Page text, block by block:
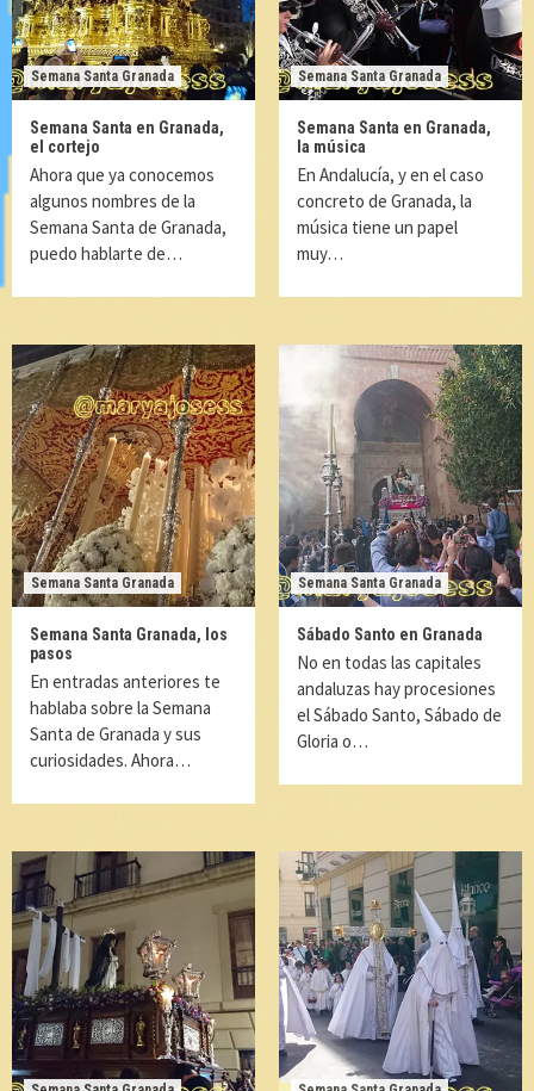
Semana Santa Granada
Semana Santa en Granada,
el cortejo
Ahora que ya conocemos
algunos nombres de la
Semana Santa de Granada,
puedo hablarte de…
Semana Santa Granada
Semana Santa en Granada,
la música
En Andalucía, y en el caso
concreto de Granada, la
música tiene un papel
muy…
Semana Santa Granada
Semana Santa Granada, los
pasos
En entradas anteriores te
hablaba sobre la Semana
Santa de Granada y sus
curiosidades. Ahora…
Semana Santa Granada
Sábado Santo en Granada
No en todas las capitales
andaluzas hay procesiones
el Sábado Santo, Sábado de
Gloria o…